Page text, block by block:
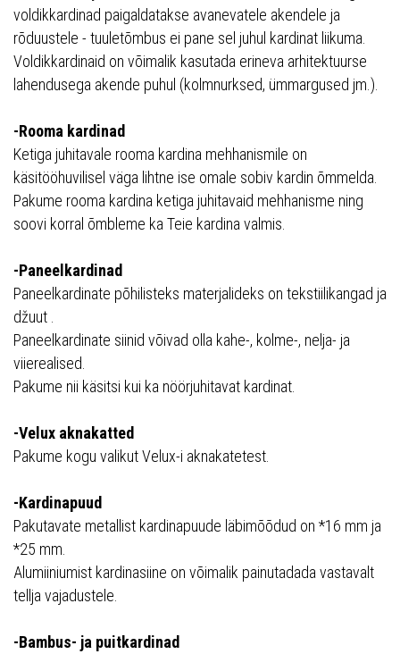
voldikkardinad paigaldatakse avanevatele akendele ja
rõduustele - tuuletõmbus ei pane sel juhul kardinat liikuma.
Voldikkardinaid on võimalik kasutada erineva arhitektuurse
lahendusega akende puhul (kolmnurksed, ümmargused jm.).
-Rooma kardinad
Ketiga juhitavale rooma kardina mehhanismile on
käsitööhuvilisel väga lihtne ise omale sobiv kardin õmmelda.
Pakume rooma kardina ketiga juhitavaid mehhanisme ning
soovi korral õmbleme ka Teie kardina valmis.
-Paneelkardinad
Paneelkardinate põhilisteks materjalideks on tekstiilikangad ja
džuut .
Paneelkardinate siinid võivad olla kahe-, kolme-, nelja- ja
viierealised.
Pakume nii käsitsi kui ka nöörjuhitavat kardinat.
-Velux aknakatted
Pakume kogu valikut Velux-i aknakatetest.
-Kardinapuud
Pakutavate metallist kardinapuude läbimõõdud on *16 mm ja
*25 mm.
Alumiiniumist kardinasiine on võimalik painutadada vastavalt
tellja vajadustele.
-Bambus- ja puitkardinad